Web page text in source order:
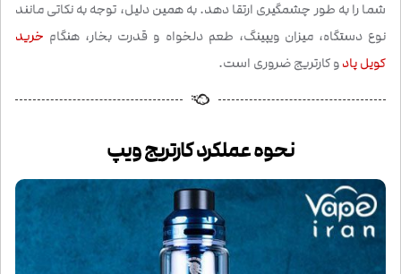
شما را به طور چشمگیری ارتقا دهد. به همین دلیل، توجه به نکاتی مانند
نوع دستگاه، میزان ویپینگ، طعم دلخواه و قدرت بخار، هنگام خرید
کویل پادو کارتریج ضروری است.
نحوه عملکرد کارتریج ویپ